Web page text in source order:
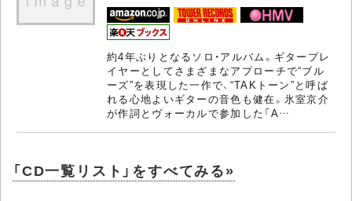
約4年ぶりとなるソロ・アルバム。ギタープレ
イヤーとしてさまざまなアプローチで“ブル
ーズ”を表現した一作で、“TAKトーン”と呼ば
れる心地よいギターの音色も健在。氷室京介
が作詞とヴォーカルで参加した「A…
「CD一覧リスト」をすべてみる»